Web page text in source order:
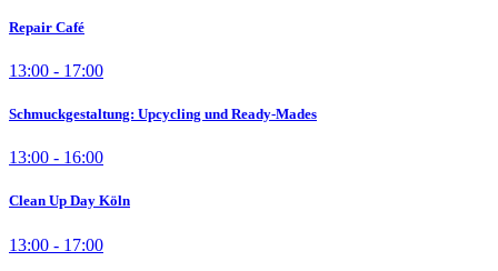
Repair Café
13:00 - 17:00
Schmuckgestaltung: Upcycling und Ready-Mades
13:00 - 16:00
Clean Up Day Köln
13:00 - 17:00